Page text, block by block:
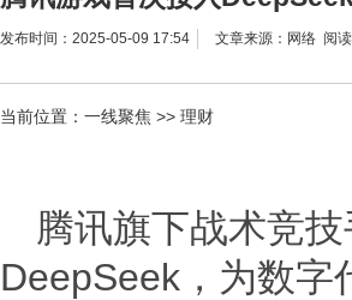
发布时间：2025-05-09 17:54 文章来源：网络 阅
当前位置： 一线聚焦 >> 理财
腾讯旗下战术竞
DeepSeek，为数字